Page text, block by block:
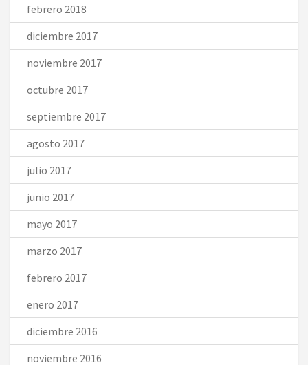
febrero 2018
diciembre 2017
noviembre 2017
octubre 2017
septiembre 2017
agosto 2017
julio 2017
junio 2017
mayo 2017
marzo 2017
febrero 2017
enero 2017
diciembre 2016
noviembre 2016